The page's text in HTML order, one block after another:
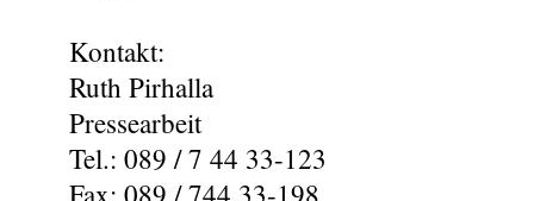
Kontakt:
Ruth Pirhalla
Pressearbeit
Tel.: 089 / 7 44 33-123